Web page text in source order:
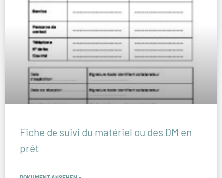
Fiche de suivi du matériel ou des DM en
prêt